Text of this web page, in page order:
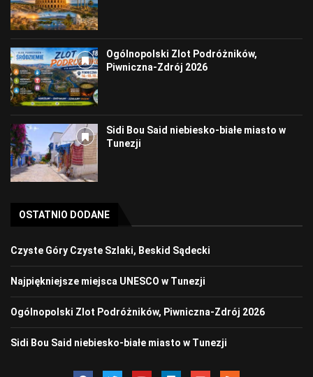
Ogólnopolski Zlot Podróżników,
Piwniczna-Zdrój 2026
Sidi Bou Said niebiesko-białe miasto w
Tunezji
OSTATNIO DODANE
Czyste Góry Czyste Szlaki, Beskid Sądecki
Najpiękniejsze miejsca UNESCO w Tunezji
Ogólnopolski Zlot Podróżników, Piwniczna-Zdrój 2026
Sidi Bou Said niebiesko-białe miasto w Tunezji